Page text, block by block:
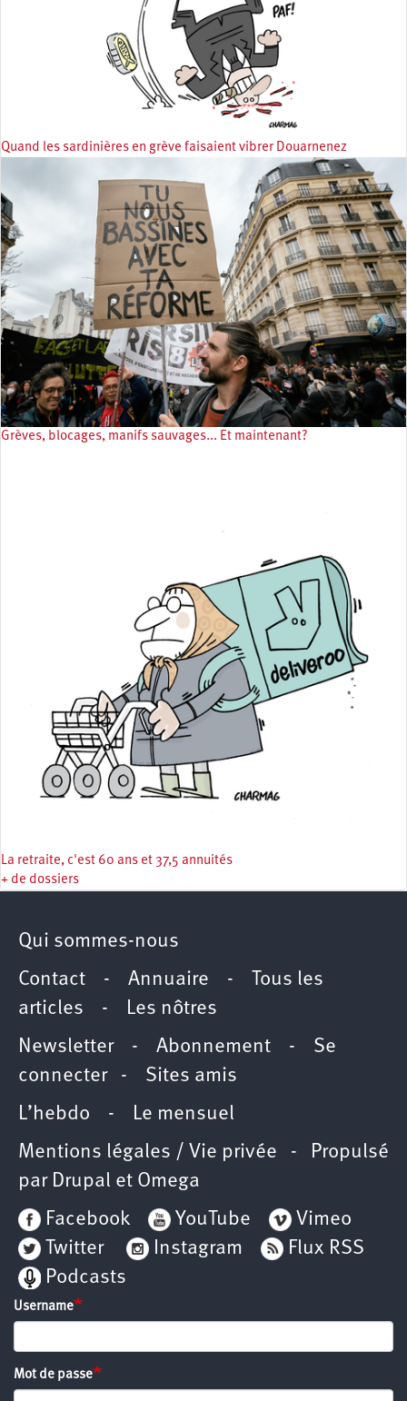
Quand les sardinières en grève faisaient vibrer Douarnenez
Grèves, blocages, manifs sauvages... Et maintenant?
La retraite, c'est 60 ans et 37,5 annuités
+ de dossiers
Qui sommes-nous
Contact - Annuaire -
Tous les
articles - Les nôtres
Newsletter- Abonnement - Se
connecter- Sites amis
L’hebdo - Le mensuel
Mentions légales / Vie privée - Propulsé
par Drupal et Omega
Facebook
YouTube
Vimeo
Twitter
Instagram
Flux RSS
Podcasts
Username
Mot de passe